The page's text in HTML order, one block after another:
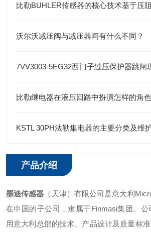
比勒BUHLER传感器的核心技术基于压
沃尔沃减压阀与减压器间有什么不同？
7VV3003-5EG32西门子过压保护器跳闸
比勒继电器在液压回路中扮演怎样的角
KSTL 30PH法勒集电器的主要分类及维
产品介绍
墨迪传感器 （天津）有限公司是意大利
在中国的子公司，隶属于Finmasi集团。公
用意大利总部的技术、产品设计及质量标